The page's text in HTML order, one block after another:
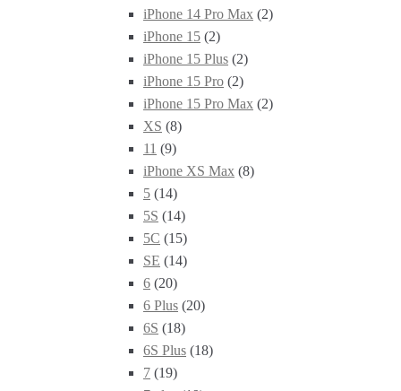
iPhone 14 Pro Max (2)
iPhone 15 (2)
iPhone 15 Plus (2)
iPhone 15 Pro (2)
iPhone 15 Pro Max (2)
XS (8)
11 (9)
iPhone XS Max (8)
5 (14)
5S (14)
5C (15)
SE (14)
6 (20)
6 Plus (20)
6S (18)
6S Plus (18)
7 (19)